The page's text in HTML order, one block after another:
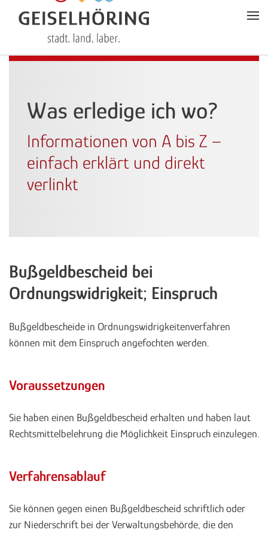
Was erledige ich wo?
Informationen von A bis Z –
einfach erklärt und direkt
verlinkt
Bußgeldbescheid bei
Ordnungswidrigkeit; Einspruch
Bußgeldbescheide in Ordnungswidrigkeitenverfahren
können mit dem Einspruch angefochten werden.
Voraussetzungen
Sie haben einen Bußgeldbescheid erhalten und haben laut
Rechtsmittelbelehrung die Möglichkeit Einspruch einzulegen.
Verfahrensablauf
Sie können gegen einen Bußgeldbescheid schriftlich oder
zur Niederschrift bei der Verwaltungsbehörde, die den